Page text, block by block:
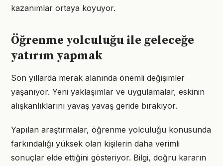
kazanımlar ortaya koyuyor.
Öğrenme yolculuğu ile geleceğe
yatırım yapmak
Son yıllarda merak alanında önemli değişimler
yaşanıyor. Yeni yaklaşımlar ve uygulamalar, eskinin
alışkanlıklarını yavaş yavaş geride bırakıyor.
Yapılan araştırmalar, öğrenme yolculuğu konusunda
farkındalığı yüksek olan kişilerin daha verimli
sonuçlar elde ettiğini gösteriyor. Bilgi, doğru kararın